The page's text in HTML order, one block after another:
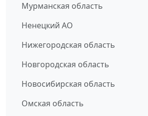
Мурманская область
Ненецкий АО
Нижегородская область
Новгородская область
Новосибирская область
Омская область